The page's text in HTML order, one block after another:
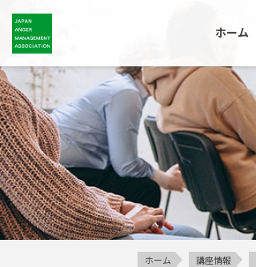
ホーム
ホーム 講座情報